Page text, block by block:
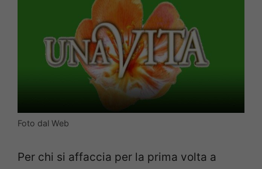
Foto dal Web
Per chi si affaccia per la prima volta a